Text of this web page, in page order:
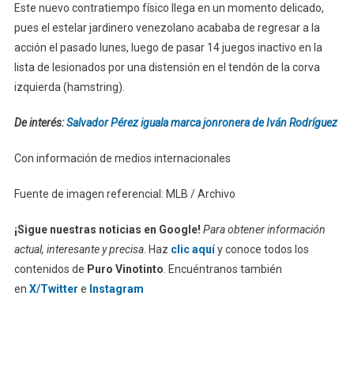
Este nuevo contratiempo físico llega en un momento delicado,
pues el estelar jardinero venezolano acababa de regresar a la
acción el pasado lunes, luego de pasar 14 juegos inactivo en la
lista de lesionados por una distensión en el tendón de la corva
izquierda (hamstring).
De interés:Salvador Pérez iguala marca jonronera de Iván Rodríguez
Con información de medios internacionales
Fuente de imagen referencial: MLB / Archivo
¡Sigue nuestras noticias en Google! Para obtener información
actual, interesante y precisa. Haz clic aquíy conoce todos los
contenidos de Puro Vinotinto. Encuéntranos también
en X/Twitter e Instagram